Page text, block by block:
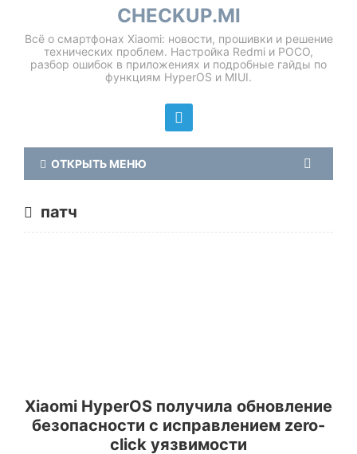
CHECKUP.MI
Всё о смартфонах Xiaomi: новости, прошивки и решение
технических проблем. Настройка Redmi и POCO,
разбор ошибок в приложениях и подробные гайды по
функциям HyperOS и MIUI.
ОТКРЫТЬ МЕНЮ
патч
Xiaomi HyperOS получила обновление
безопасности с исправлением zero-
click уязвимости